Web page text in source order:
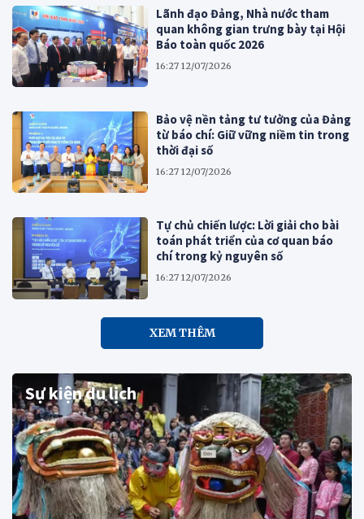
Lãnh đạo Đảng, Nhà nước tham
quan không gian trưng bày tại Hội
Báo toàn quốc 2026
16:27 12/07/2026
Bảo vệ nền tảng tư tưởng của Đảng
từ báo chí: Giữ vững niềm tin trong
thời đại số
16:27 12/07/2026
Tự chủ chiến lược: Lời giải cho bài
toán phát triển của cơ quan báo
chí trong kỷ nguyên số
16:27 12/07/2026
XEM THÊM
Sự kiện du lịch